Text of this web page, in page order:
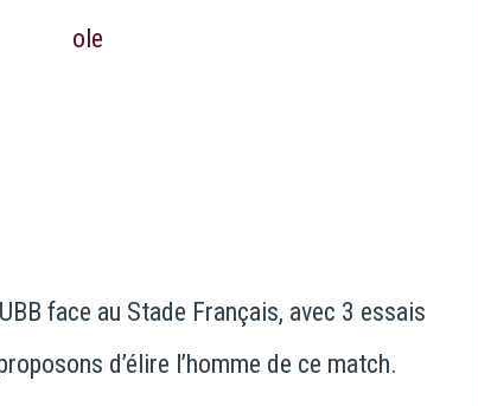
face au Stade Français, avec 3 essais
d’élire l’homme de ce match.